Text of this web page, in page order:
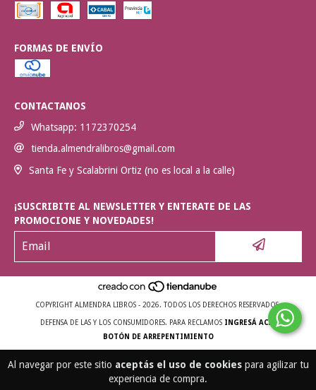
Al navegar por este sitio aceptás el uso de cookiespara agilizar tu
experiencia de compra.
FORMAS DE ENVÍO
CONTACTANOS
Whatsapp: 1172370254
tienda.almendralibros@gmail.com
Santa Fe y Scalabrini Ortiz (no es local a la calle)
¡SUSCRIBITE AL NEWSLETTER Y ENTERATE DE LAS
PROMOCIONE Y NOVEDADES!
COPYRIGHT ALMENDRA LIBROS - 2026. TODOS LOS DERECHOS RESERVADOS.
DEFENSA DE LAS Y LOS CONSUMIDORES. PARA RECLAMOS INGRESÁ ACÁ.
BOTÓN DE ARREPENTIMIENTO